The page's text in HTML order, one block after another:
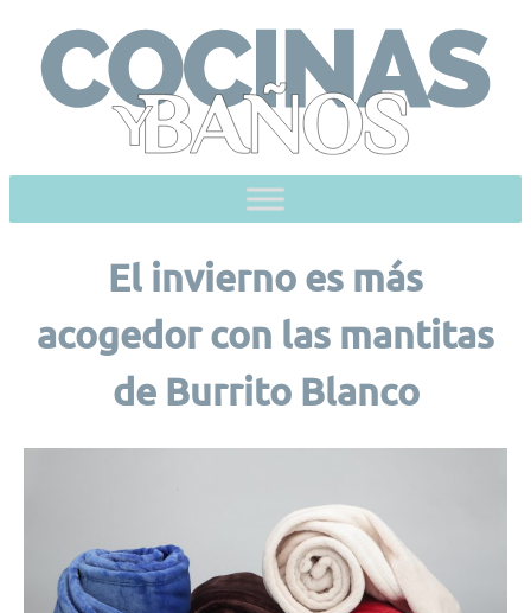
content
El invierno es más
acogedor con las mantitas
de Burrito Blanco